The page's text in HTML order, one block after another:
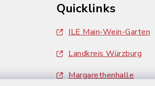
Quicklinks
ILE Main-Wein-Garten
Landkreis Würzburg
Margarethenhalle